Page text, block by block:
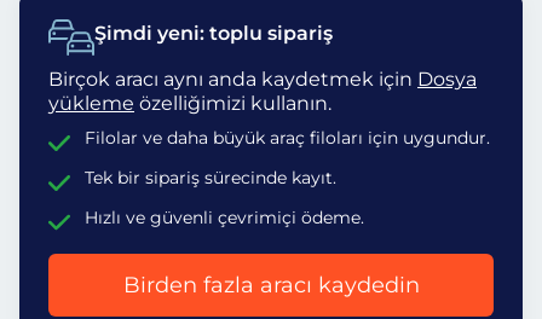
Şimdi yeni: toplu sipariş
Birçok aracı aynı anda kaydetmek için Dosya
yükleme özelliğimizi kullanın.
Filolar ve daha büyük araç filoları için uygundur.
Tek bir sipariş sürecinde kayıt.
Hızlı ve güvenli çevrimiçi ödeme.
Birden fazla aracı kaydedin